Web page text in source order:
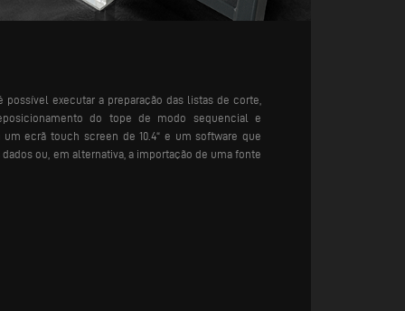
possível executar a preparação das listas de corte,
do tope de modo sequencial e
ecrã touch screen de 10.4“ e um software que
ou, em alternativa, a importação de uma fonte